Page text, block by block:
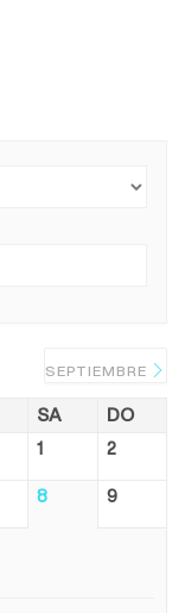
SEPTIEMBRE
SA DO
1 2
8 9